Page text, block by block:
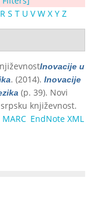
R S T U V W X Y Z
Inovacije u
. (2014). Inovacije
(p. 39). Novi
književnost.
MARC EndNote XML